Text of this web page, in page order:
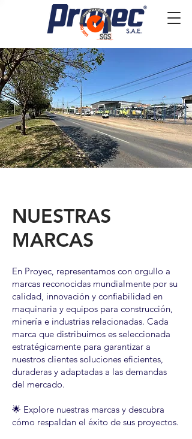
NUESTRAS
MARCAS
En Proyec, representamos con orgullo a
marcas reconocidas mundialmente por su
calidad, innovación y confiabilidad en
maquinaria y equipos para construcción,
minería e industrias relacionadas. Cada
marca que distribuimos es seleccionada
estratégicamente para garantizar a
nuestros clientes soluciones eficientes,
duraderas y adaptadas a las demandas
del mercado.
🌟 Explore nuestras marcas y descubra
cómo respaldan el éxito de sus proyectos.